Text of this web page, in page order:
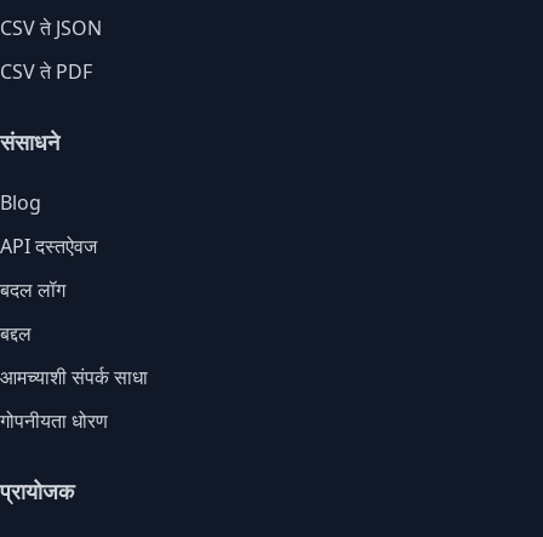
CSV ते JSON
CSV ते PDF
संसाधने
Blog
API दस्तऐवज
बदल लॉग
बद्दल
आमच्याशी संपर्क साधा
गोपनीयता धोरण
प्रायोजक